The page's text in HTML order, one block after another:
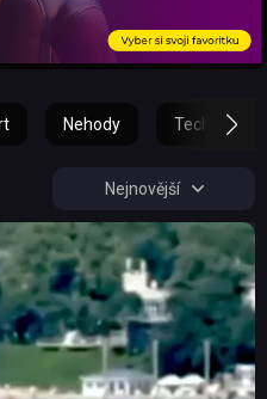
Nehody Technika
Nejnovější